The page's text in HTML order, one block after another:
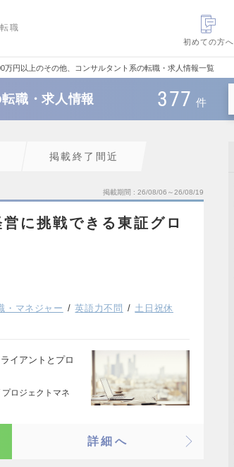
職
初めての方へ
万円以上のその他、コンサルタント系の転職・求人情報一覧
職・求人情報 377 件
掲載終了間近
掲載期間 26/08/06～26/08/19
に挑戦できる東証グロ
・マネジャー 英語力不問
土日祝休
イアントとプロ
ロジェクトマネ
詳細へ